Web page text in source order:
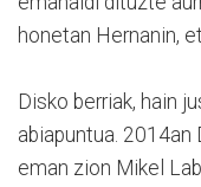
honetan Hernanin,
Disko berriak, hain
abiapuntua. 2014an
eman zion Mikel